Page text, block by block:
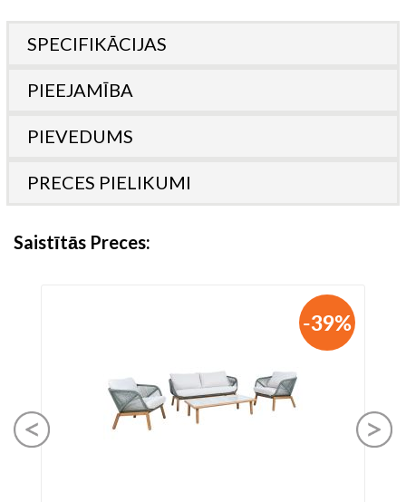
SPECIFIKĀCIJAS
PIEEJAMĪBA
PIEVEDUMS
PRECES PIELIKUMI
Saistītās Preces
-39%